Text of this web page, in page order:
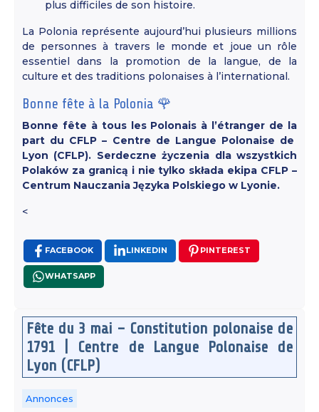
plus difficiles de son histoire.
La Polonia représente aujourd’hui plusieurs millions
de personnes à travers le monde et joue un rôle
essentiel dans la promotion de la langue, de la
culture et des traditions polonaises à l’international.
Bonne fête à la Polonia 🌹
Bonne fête à tous les Polonais à l’étranger de la
part du CFLP – Centre de Langue Polonaise de
Lyon (CFLP). Serdeczne życzenia dla wszystkich
Polaków za granicą i nie tylko składa ekipa CFLP –
Centrum Nauczania Języka Polskiego w Lyonie.
<
FACEBOOK LINKEDIN PINTEREST
WHATSAPP
Fête du 3 mai – Constitution polonaise de
1791 | Centre de Langue Polonaise de
Lyon (CFLP)
Annonces